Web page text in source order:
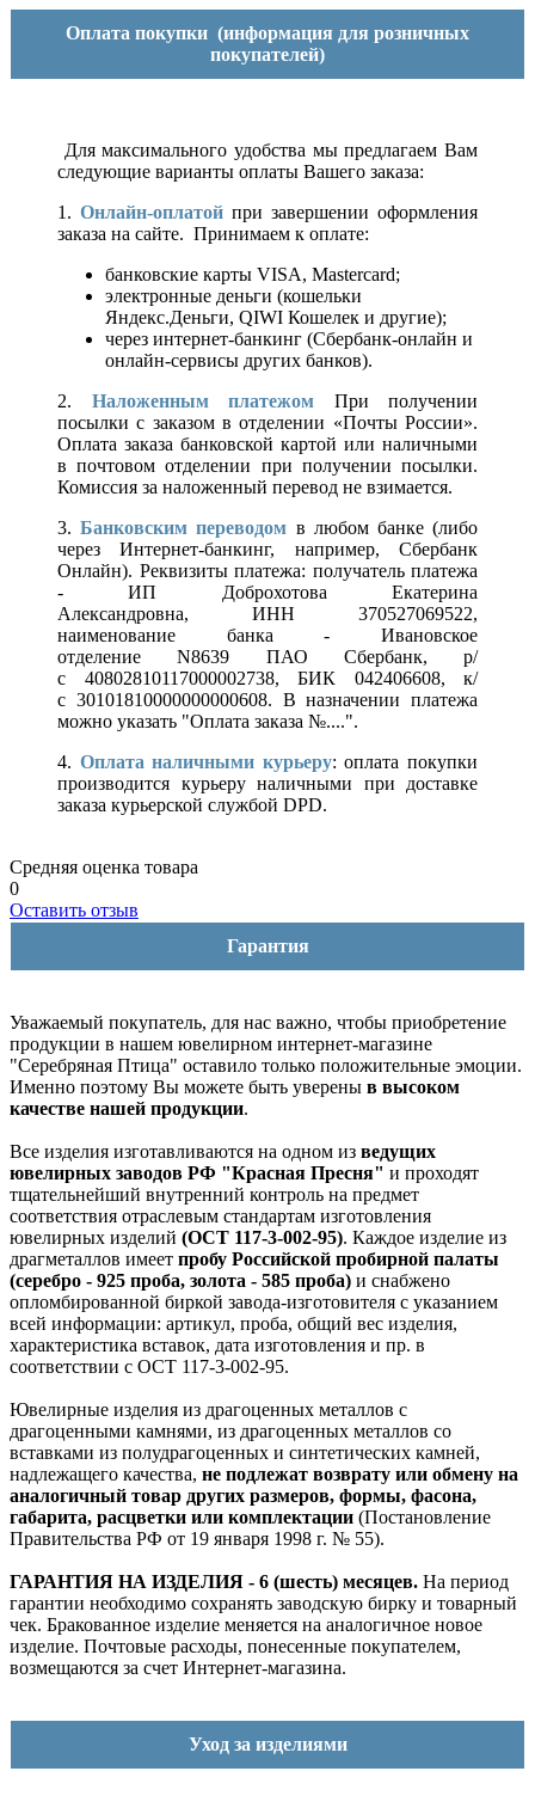
Оплата покупки (информация для розничных
покупателей)
Для максимального удобства мы предлагаем Вам
следующие варианты оплаты Вашего заказа:
1. Онлайн-оплатой при завершении оформления
заказа на сайте. Принимаем к оплате:
банковские карты VISA, Mastercard;
электронные деньги (кошельки
Яндекс.Деньги, QIWI Кошелек и другие);
через интернет-банкинг (Сбербанк-онлайн и
онлайн-сервисы других банков).
2. Наложенным платежом При получении
посылки с заказом в отделении «Почты России».
Оплата заказа банковской картой или наличными
в почтовом отделении при получении посылки.
Комиссия за наложенный перевод не взимается.
3.Банковским переводом в любом банке (либо
через Интернет-банкинг, например, Сбербанк
Онлайн). Реквизиты платежа: получатель платежа
- ИП Доброхотова Екатерина
Александровна, ИНН 370527069522,
наименование банка - Ивановское
отделение N8639 ПАО Сбербанк, р/
с 40802810117000002738, БИК 042406608, к/
с 30101810000000000608. В назначении платежа
можно указать "Оплата заказа №....".
4. Оплата наличными курьеру: оплата покупки
производится курьеру наличными при доставке
заказа курьерской службой DPD.
Средняя оценка товара
0
Оставить отзыв
Гарантия
Уважаемый покупатель, для нас важно, чтобы приобретение
продукции в нашем ювелирном интернет-магазине
"Серебряная Птица" оставило только положительные эмоции.
Именно поэтому Вы можете быть уверены в высоком
качестве нашей продукции.
Все изделия изготавливаются на одном из ведущих
ювелирных заводов РФ "Красная Пресня" и проходят
тщательнейший внутренний контроль на предмет
соответствия отраслевым стандартам изготовления
ювелирных изделий (ОСТ 117-3-002-95). Каждое изделие из
драгметаллов имеет пробу Российской пробирной палаты
(серебро - 925 проба, золота - 585 проба) и снабжено
опломбированной биркой завода-изготовителя с указанием
всей информации: артикул, проба, общий вес изделия,
характеристика вставок, дата изготовления и пр. в
соответствии с ОСТ 117-3-002-95.
Ювелирные изделия из драгоценных металлов с
драгоценными камнями, из драгоценных металлов со
вставками из полудрагоценных и синтетических камней,
надлежащего качества, не подлежат возврату или обмену на
аналогичный товар других размеров, формы, фасона,
габарита, расцветки или комплектации (Постановление
Правительства РФ от 19 января 1998 г. № 55).
ГАРАНТИЯ НА ИЗДЕЛИЯ - 6 (шесть) месяцев. На период
гарантии необходимо сохранять заводскую бирку и товарный
чек. Бракованное изделие меняется на аналогичное новое
изделие. Почтовые расходы, понесенные покупателем,
возмещаются за счет Интернет-магазина.
Уход за изделиями